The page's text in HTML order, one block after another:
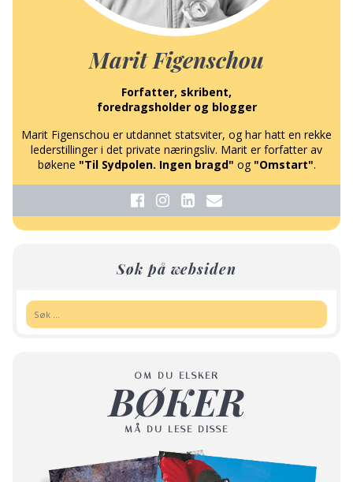
Marit Figenschou
Forfatter, skribent,
foredragsholder og blogger
Marit Figenschou er utdannet statsviter, og har hatt en rekke
lederstillinger i det private næringsliv. Marit er forfatter av
bøkene "Til Sydpolen. Ingen bragd" og "Omstart".
Søk på websiden
OM DU ELSKER
BØKER
MÅ DU LESE DISSE